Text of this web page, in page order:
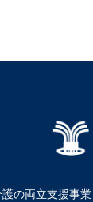
の両立支援事業